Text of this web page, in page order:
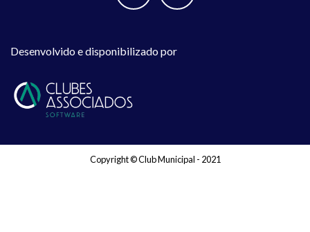
Desenvolvido e disponibilizado por
Copyright © Club Municipal - 2021